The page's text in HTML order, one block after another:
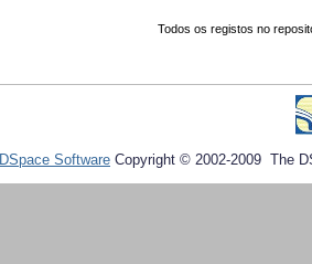
Todos os registos no
DSpace Software Copyright © 2002-2009 The